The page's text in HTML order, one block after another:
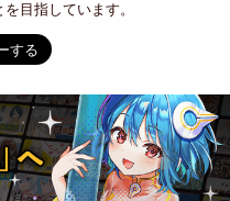
目指しています。